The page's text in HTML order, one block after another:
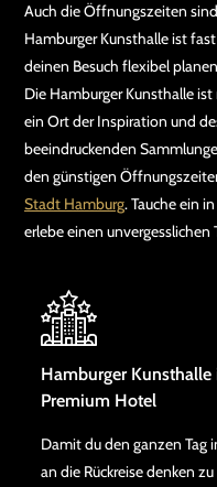
Auch die Öffnungszeiten
Hamburger Kunsthalle ist
deinen Besuch flexibel
Die Hamburger Kunsthalle
ein Ort der Inspiration und
beeindruckenden
den günstigen
Stadt Hamburg. Tauche ein
erlebe einen unvergesslichen
Hamburger
Premium Hotel
Damit du den ganzen Tag
an die Rückreise denken